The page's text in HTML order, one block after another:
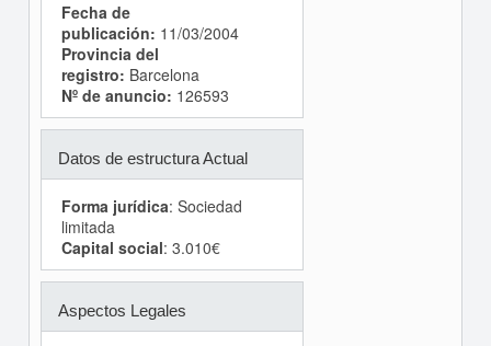
Fecha de
publicación: 11/03/2004
Provincia del
registro: Barcelona
Nº de anuncio: 126593
Datos de estructura Actual
Forma jurídica: Sociedad
limitada
Capital social: 3.010€
Aspectos Legales